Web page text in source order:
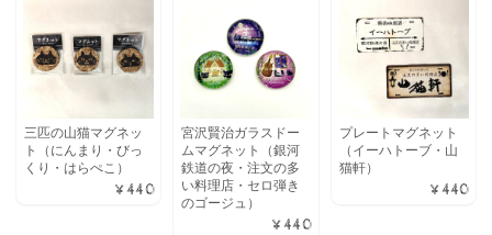
三匹の山猫マグネッ
ト（にんまり・びっ
くり・はらぺこ）
¥440
宮沢賢治ガラスドー
ムマグネット（銀河
鉄道の夜・注文の多
い料理店・セロ弾き
のゴージュ）
¥440
プレートマグネット
（イーハトーブ・山
猫軒）
¥440